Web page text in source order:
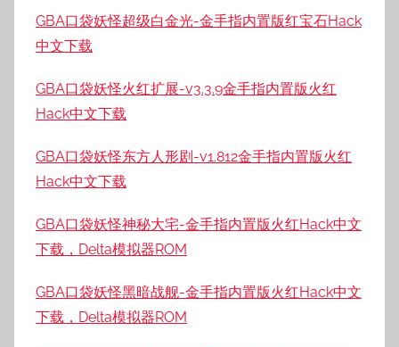
GBA口袋妖怪超级白金光-金手指内置版红宝石Hack
中文下载
GBA口袋妖怪火红扩展-v3.3.9金手指内置版火红
Hack中文下载
GBA口袋妖怪东方人形剧-v1.812金手指内置版火红
Hack中文下载
GBA口袋妖怪神秘大宅-金手指内置版火红Hack中文
下载，Delta模拟器ROM
GBA口袋妖怪黑暗战舰-金手指内置版火红Hack中文
下载，Delta模拟器ROM